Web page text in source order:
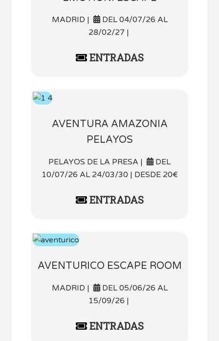
MADRID |
DEL 04/07/26 AL
28/02/27 |
ENTRADAS
AVENTURA AMAZONIA
PELAYOS
PELAYOS DE LA PRESA |
DEL
10/07/26 AL 24/03/30 | DESDE 20€
ENTRADAS
AVENTURICO ESCAPE ROOM
MADRID |
DEL 05/06/26 AL
15/09/26 |
ENTRADAS